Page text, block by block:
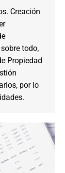
Creación
todo,
Propiedad
por lo